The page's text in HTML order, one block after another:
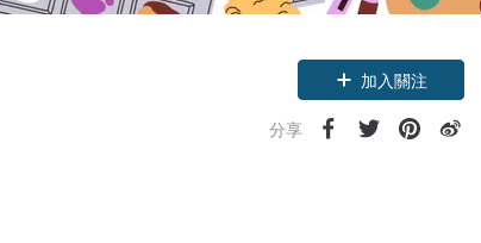
加入關注
分享